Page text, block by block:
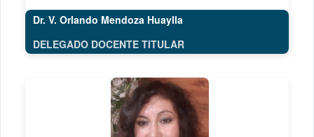
Dr. V. Orlando Mendoza Huaylla
DELEGADO DOCENTE TITULAR